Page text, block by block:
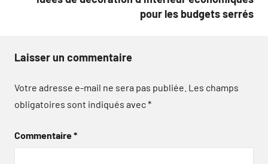
pour les budgets serrés
Laisser un commentaire
Votre adresse e-mail ne sera pas publiée. Les champs
obligatoires sont indiqués avec*
Commentaire*